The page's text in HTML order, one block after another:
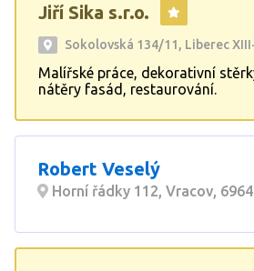
spolehlivým partnerem pro
Jiří Sika s.r.o.
Sokolovská 134/11, Liberec
Malířské práce, dekorativní
nátěry fasád, restaurování.
Robert Veselý
Horní řádky 112, Vracov,